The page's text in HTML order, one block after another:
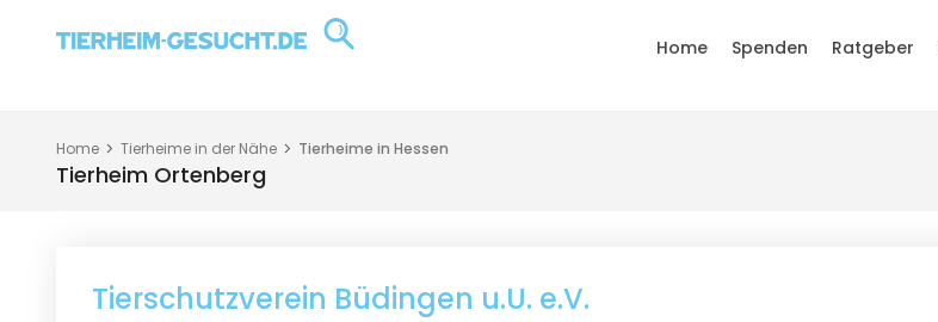
Home Spenden Ratgeber
Home Tierheime in der Nähe Tierheime in Hessen
Tierheim Ortenberg
Tierschutzverein Büdingen u.U. e.V.